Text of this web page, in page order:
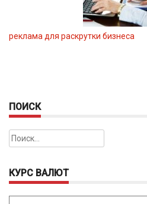
реклама для раскрутки бизнеса
ПОИСК
Найти:
КУРС ВАЛЮТ